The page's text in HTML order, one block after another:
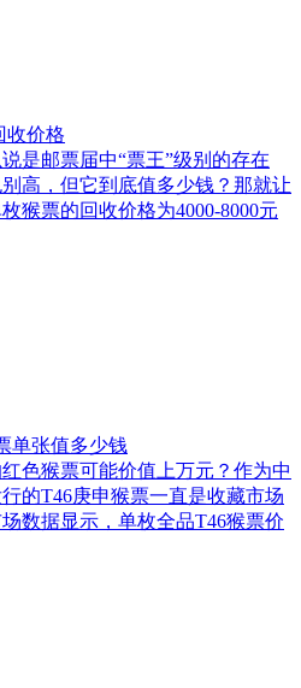
收价格
邮票届中“票王”级别的存在
高，但它到底值多少钱？那就让
猴票的回收价格为4000-8000元
单张值多少钱
色猴票可能价值上万元？作为中
的T46庚申猴票一直是收藏市场
数据显示，单枚全品T46猴票价